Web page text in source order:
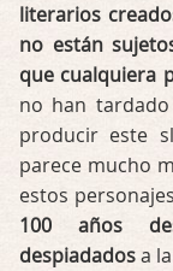
literarios
no están
que cualquiera
no han
producir este
parece mucho
estos
100 años
despiadadosa